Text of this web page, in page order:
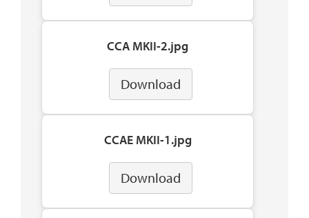
CCA MKII-2.jpg
Download
CCAE MKII-1.jpg
Download